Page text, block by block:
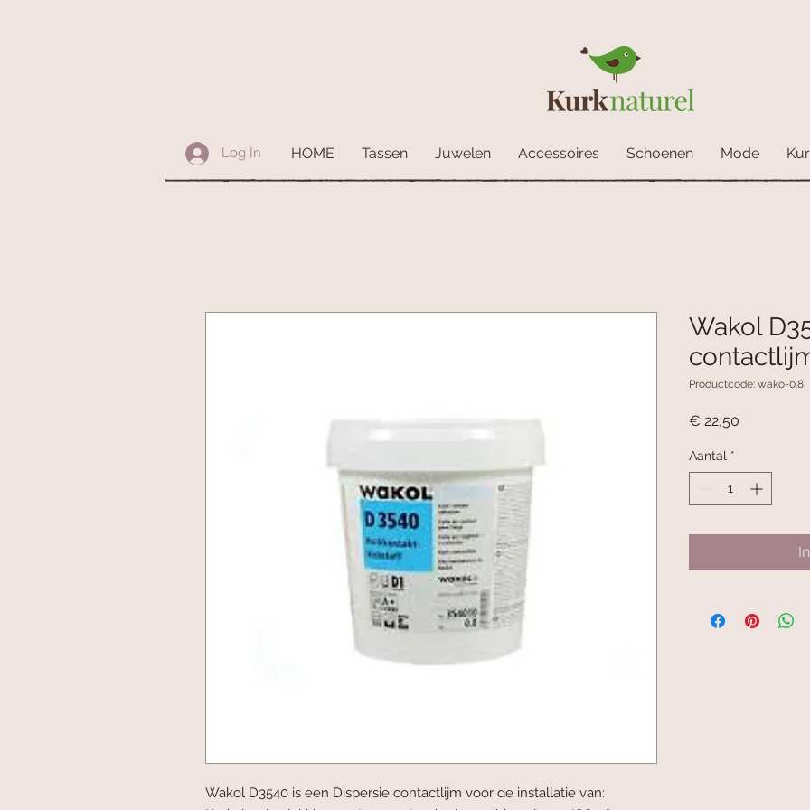
Log In HOME Tassen Juwelen Accessoires Schoenen Mode
Wakol D3540 is een Dispersie contactlijm voor de installatie van:
Wakol
Productcode: wako-0.8
€ 22,50
Aantal *